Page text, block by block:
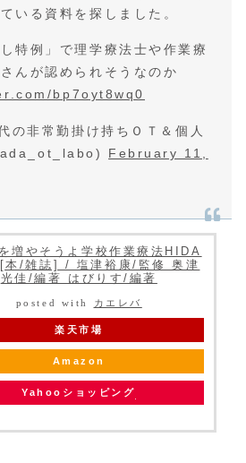
いる資料を探しました。
特例」で理学療法士や作業療
んが認められそうなのか
bp7oyt8wq0
非常勤掛け持ちＯＴ＆個人
February 11,
増やそうよ学校作業療法HIDA
[本/雑誌] / 塩津裕康/監修 奥津
光佳/編著 はびりす/編著
posted with カエレバ
楽天市場
Amazon
Yahooショッピング